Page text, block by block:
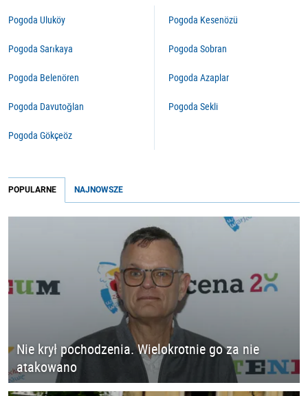
Pogoda Uluköy
Pogoda Sarıkaya
Pogoda Belenören
Pogoda Davutoğlan
Pogoda Gökçeöz
Pogoda Kesenözü
Pogoda Sobran
Pogoda Azaplar
Pogoda Sekli
POPULARNE NAJNOWSZE
Nie krył pochodzenia. Wielokrotnie go za nie
atakowano